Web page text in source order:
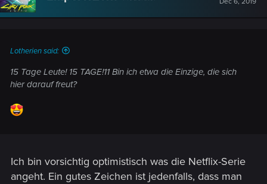
Lotherien said:
15 Tage Leute! 15 TAGE!11 Bin ich etwa die Einzige, die sich
hier darauf freut?
Ich bin vorsichtig optimistisch was die Netflix-Serie
angeht. Ein gutes Zeichen ist jedenfalls, dass man